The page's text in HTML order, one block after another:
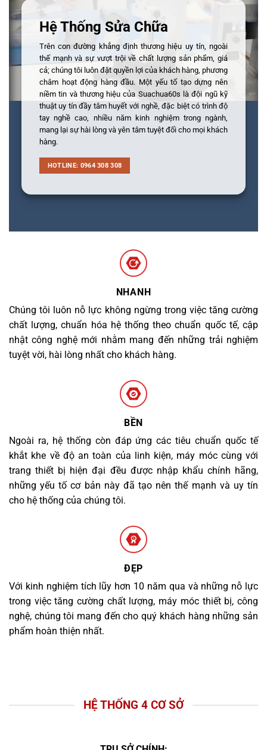
Hệ Thống Sửa Chữa
Trên con đường khẳng định thương hiệu uy tín, ngoài
thế mạnh và sự vượt trội về chất lượng sản phẩm, giá
cả; chúng tôi luôn đặt quyền lợi của khách hàng, phương
châm hoạt động hàng đầu. Một yếu tố tạo dựng nên
niềm tin và thương hiệu của Suachua60s là đội ngũ kỹ
thuật uy tín đầy tâm huyết với nghề, đặc biệt có trình độ
tay nghề cao, nhiều năm kinh nghiệm trong ngành,
mang lại sự hài lòng và yên tâm tuyệt đối cho mọi khách
hàng.
HOTLINE: 0964 308 308
NHANH
Chúng tôi luôn nỗ lực không ngừng trong việc tăng cường
chất lượng, chuẩn hóa hệ thống theo chuẩn quốc tế, cập
nhật công nghệ mới nhằm mang đến những trải nghiệm
tuyệt vời, hài lòng nhất cho khách hàng.
BỀN
Ngoài ra, hệ thống còn đáp ứng các tiêu chuẩn quốc tế
khắt khe về độ an toàn của linh kiện, máy móc cùng với
trang thiết bị hiện đại đều được nhập khẩu chính hãng,
những yếu tố cơ bản này đã tạo nên thế mạnh và uy tín
cho hệ thống của chúng tôi.
ĐẸP
Với kinh nghiệm tích lũy hơn 10 năm qua và những nỗ lực
trong việc tăng cường chất lượng, máy móc thiết bị, công
nghệ, chúng tôi mang đến cho quý khách hàng những sản
phẩm hoàn thiện nhất.
HỆ THỐNG 4 CƠ SỞ